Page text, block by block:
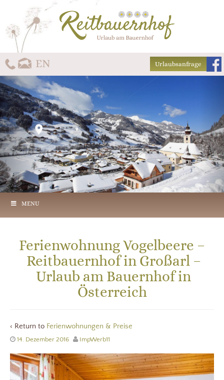
Urlaubsanfrage
MENU
Ferienwohnung Vogelbeere –
Reitbauernhof in Großarl –
Urlaub am Bauernhof in
Österreich
‹ Return to Ferienwohnungen & Preise
14. Dezember 2016 ImpWerb11